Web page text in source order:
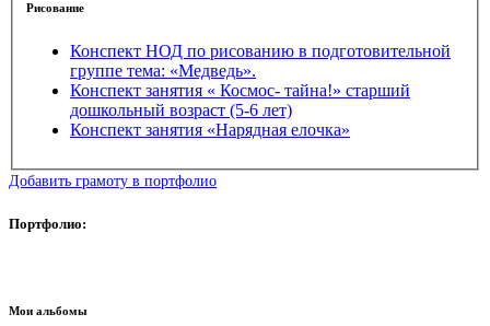
Рисование
Конспект НОД по рисованию в подготовительной
группе тема: «Медведь».
Конспект занятия « Космос- тайна!» старший
дошкольный возраст (5-6 лет)
Конспект занятия «Нарядная елочка»
Добавить грамоту в портфолио
Портфолио:
Мои альбомы